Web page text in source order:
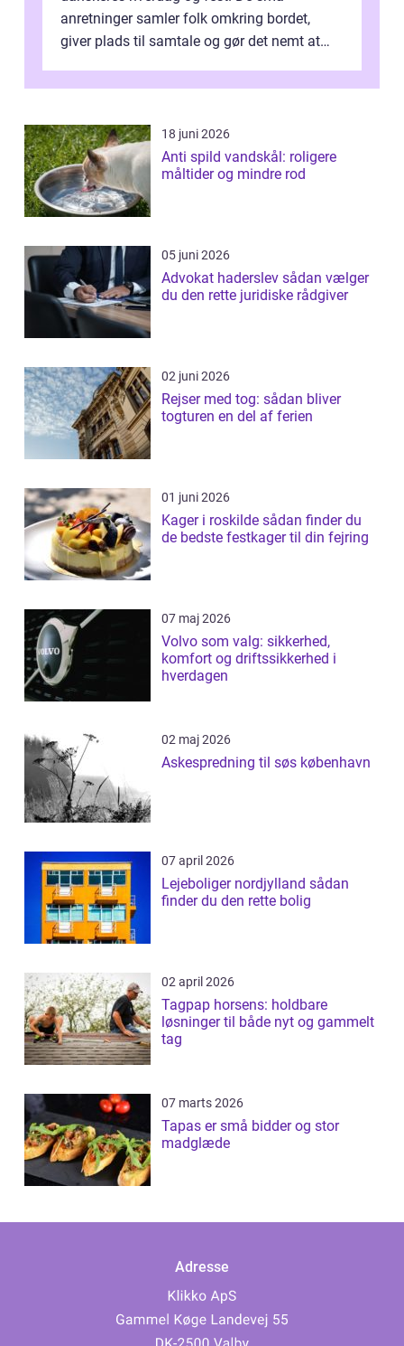
anretninger samler folk omkring bordet,
giver plads til samtale og gør det nemt at
18 juni 2026
Anti spild vandskål: roligere
måltider og mindre rod
05 juni 2026
Advokat haderslev sådan vælger
du den rette juridiske rådgiver
02 juni 2026
Rejser med tog: sådan bliver
togturen en del af ferien
01 juni 2026
Kager i roskilde sådan finder du
de bedste festkager til din fejring
07 maj 2026
Volvo som valg: sikkerhed,
komfort og driftssikkerhed i
hverdagen
02 maj 2026
Askespredning til søs københavn
07 april 2026
Lejeboliger nordjylland sådan
finder du den rette bolig
02 april 2026
Tagpap horsens: holdbare
løsninger til både nyt og gammelt
tag
07 marts 2026
Tapas er små bidder og stor
madglæde
Adresse